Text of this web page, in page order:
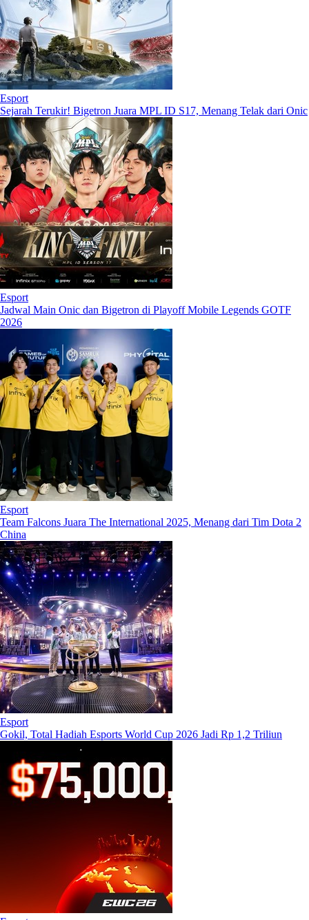
Esport
Sejarah Terukir! Bigetron Juara MPL ID S17, Menang Telak dari Onic
Esport
Jadwal Main Onic dan Bigetron di Playoff Mobile Legends GOTF
2026
Esport
Team Falcons Juara The International 2025, Menang dari Tim Dota 2
China
Esport
Gokil, Total Hadiah Esports World Cup 2026 Jadi Rp 1,2 Triliun